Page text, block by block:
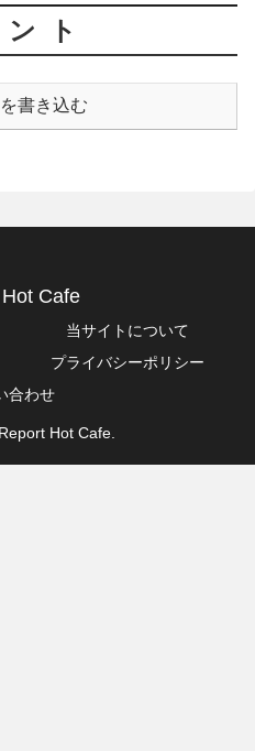
ト
書き込む
Cafe
当サイトについて
プライバシーポリシー
合わせ
Hot Cafe.